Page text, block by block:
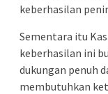
keberhasilan
Sementara itu
keberhasilan ini
dukungan penuh
membutuhkan